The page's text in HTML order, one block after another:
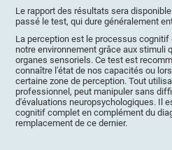
Le rapport des résultats sera
passé le test, qui dure généralement
La perception est le processus cognitif
notre environnement grâce aux stimuli
organes sensoriels. Ce test est
connaître l'état de nos capacités ou
certaine zone de perception. Tout
professionnel, peut manipuler sans
d'évaluations neuropsychologiques. Il
cognitif complet en complément du
remplacement de ce dernier.